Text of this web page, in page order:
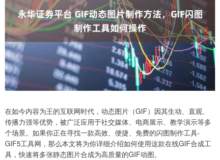
在如今内容为王的互联网时代，动态图片（GIF）因其生动、直观、
传播力强等优势，被广泛应用于社交媒体、电商展示、教学演示等多
个场景。如果你正在寻找一款高效、便捷、免费的闪图制作工具-
GIF5工具网，那么本文将为你详细介绍如何使用这款在线GIF合成工
具，快速将多张静态图片合成为高质量的GIF动图。